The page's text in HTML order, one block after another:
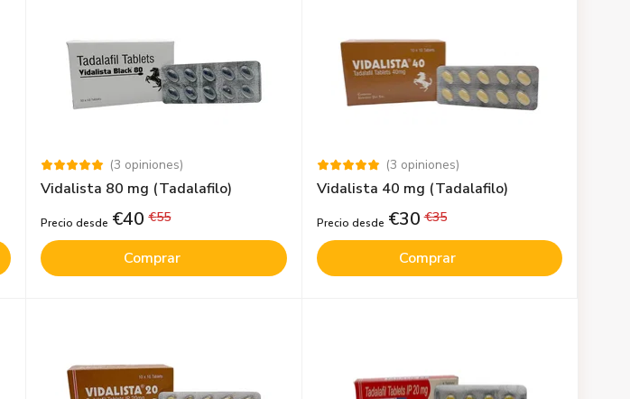
(3 opiniones)
Vidalista 80 mg (Tadalafilo)
Precio desde €40 €55
Comprar
(3 opiniones)
Vidalista 40 mg (Tadalafilo)
Precio desde €30 €35
Comprar